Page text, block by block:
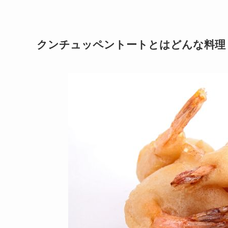
クンチュッペントートとはどんな料理